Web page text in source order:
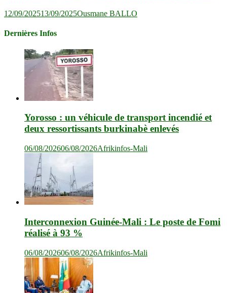
12/09/202513/09/2025Ousmane BALLO
Dernières Infos
Yorosso : un véhicule de transport incendié et
deux ressortissants burkinabè enlevés
06/08/202606/08/2026Afrikinfos-Mali
Interconnexion Guinée-Mali : Le poste de Fomi
réalisé à 93 %
06/08/202606/08/2026Afrikinfos-Mali